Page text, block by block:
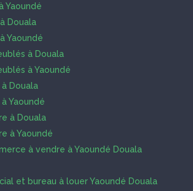
Yaoundé
Douala
Yaoundé
à Douala
à Yaoundé
Douala
Yaoundé
à Douala
à Yaoundé
à vendre à Yaoundé Douala
et bureau à louer Yaoundé Douala